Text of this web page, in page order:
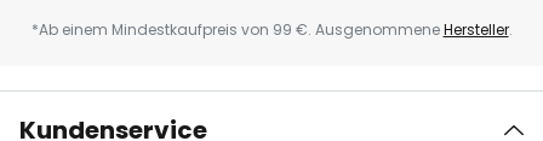
*Ab einem Mindestkaufpreis von 99 €. AusgenommeneHersteller.
Kundenservice